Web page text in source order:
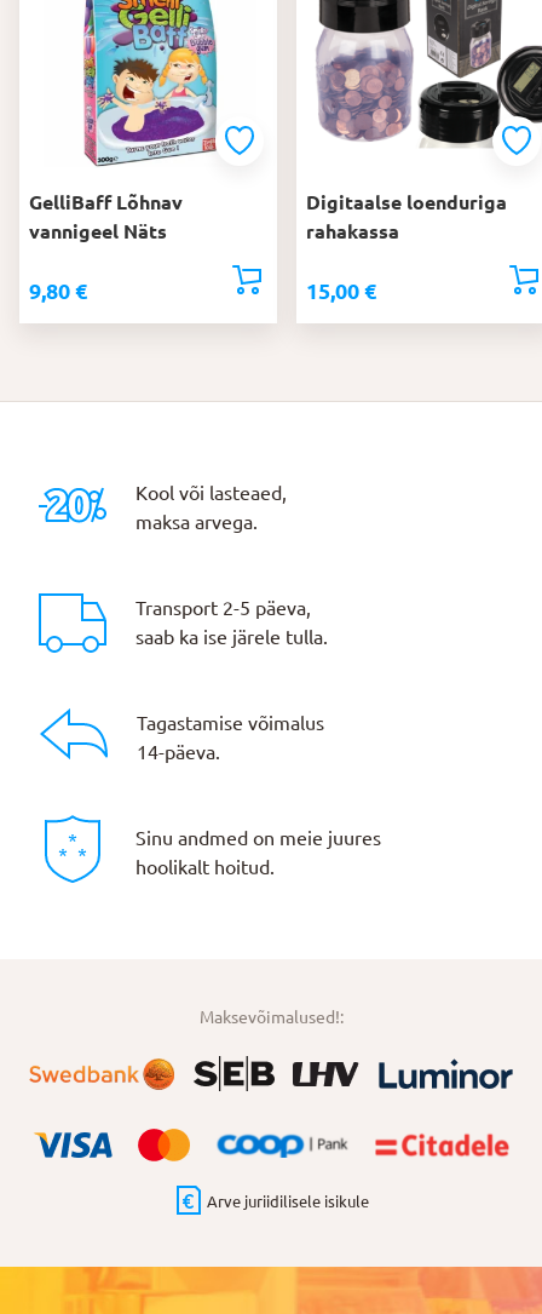
GelliBaff Lõhnav
vannigeel Näts
9,80 €
Digitaalse loenduriga
rahakassa
15,00 €
Kool või lasteaed,
maksa arvega.
Transport 2-5 päeva,
saab ka ise järele tulla.
Tagastamise võimalus
14-päeva.
Sinu andmed on meie juures
hoolikalt hoitud.
Maksevõimalused!:
Arve juriidilisele isikule